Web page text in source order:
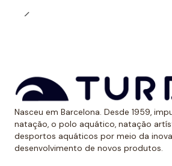
Nasceu em Barcelona. Desde 1959,
natação, o polo aquático, natação
desportos aquáticos por meio da
desenvolvimento de novos produtos.